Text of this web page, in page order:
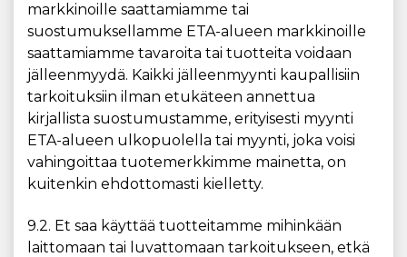
markkinoille saattamiamme tai
suostumuksellamme ETA-alueen markkinoille
saattamiamme tavaroita tai tuotteita voidaan
jälleenmyydä. Kaikki jälleenmyynti kaupallisiin
tarkoituksiin ilman etukäteen annettua
kirjallista suostumustamme, erityisesti myynti
ETA-alueen ulkopuolella tai myynti, joka voisi
vahingoittaa tuotemerkkimme mainetta, on
kuitenkin ehdottomasti kielletty.
9.2. Et saa käyttää tuotteitamme mihinkään
laittomaan tai luvattomaan tarkoitukseen, etkä